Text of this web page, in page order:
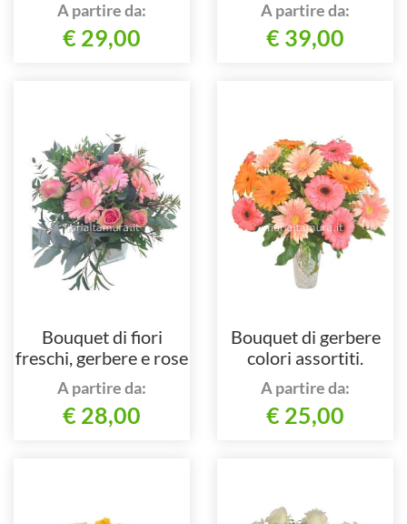
A partire da:
€ 29,00
A partire da:
€ 39,00
Bouquet di fiori
freschi, gerbere e rose
colore rosa.
A partire da:
€ 28,00
Bouquet di gerbere
colori assortiti.
A partire da:
€ 25,00